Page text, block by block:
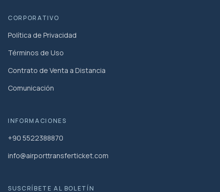
CORPORATIVO
Política de Privacidad
Términos de Uso
Contrato de Venta a Distancia
Comunicación
INFORMACIONES
+90 5522388870
info@airporttransferticket.com
SUSCRÍBETE AL BOLETÍN